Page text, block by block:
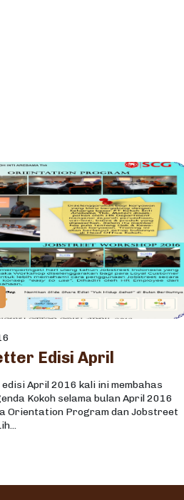
Edisi April
April 2016 kali ini membahas
Kokoh selama bulan April 2016
Orientation Program dan Jobstreet